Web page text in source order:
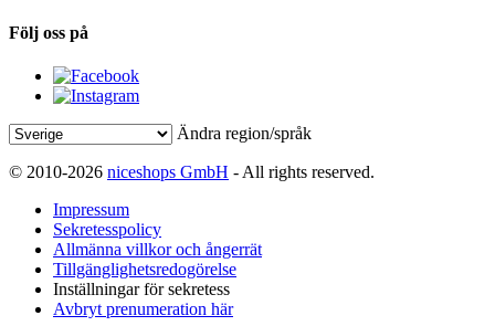
Följ oss på
Ändra region/språk
© 2010-2026 niceshops GmbH - All rights reserved.
Impressum
Sekretesspolicy
Allmänna villkor och ångerrät
Tillgänglighetsredogörelse
Inställningar för sekretess
Avbryt prenumeration här